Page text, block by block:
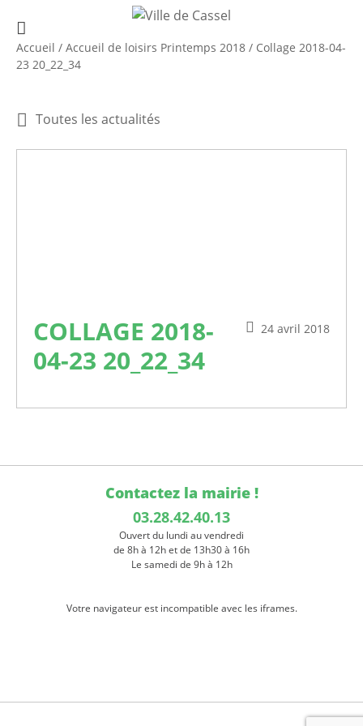
Accueil / Accueil de loisirs Printemps 2018 / Collage 2018-04-
23 20_22_34
Toutes les actualités
24 avril 2018
COLLAGE 2018-
04-23 20_22_34
Contactez la mairie !
03.28.42.40.13
Ouvert du lundi au vendredi
de 8h à 12h et de 13h30 à 16h
Le samedi de 9h à 12h
Votre navigateur est incompatible avec les iframes.